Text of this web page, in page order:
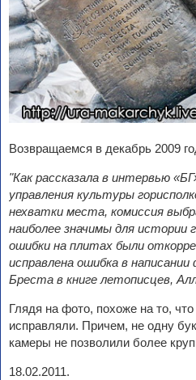
Возвращаемся в декабрь 2009
"Как рассказала в интервью
управления культуры
нехватки места, комиссия
наиболее значимы для истории
ошибки на плитах были
исправлена ошибка в
Бреста в книге летописцев,
Глядя на фото, похоже на то, что
исправляли. Причем, не одну
камеры не позволили более
18.02.2011.